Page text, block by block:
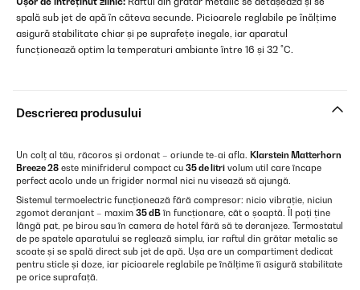
spală sub jet de apă în câteva secunde. Picioarele reglabile pe înălțime
asigură stabilitate chiar și pe suprafețe inegale, iar aparatul
funcționează optim la temperaturi ambiante între 16 și 32 °C.
Descrierea produsului
Un colț al tău, răcoros și ordonat – oriunde te-ai afla. Klarstein Matterhorn
Breeze 28 este minifriderul compact cu 35 de litri volum util care încape
perfect acolo unde un frigider normal nici nu visează să ajungă.
Sistemul termoelectric funcționează fără compresor: nicio vibrație, niciun
zgomot deranjant – maxim 35 dBîn funcționare, cât o șoaptă. Îl poți ține
lângă pat, pe birou sau în camera de hotel fără să te deranjeze. Termostatul
de pe spatele aparatului se reglează simplu, iar raftul din grătar metalic se
scoate și se spală direct sub jet de apă. Ușa are un compartiment dedicat
pentru sticle și doze, iar picioarele reglabile pe înălțime îi asigură stabilitate
pe orice suprafață.